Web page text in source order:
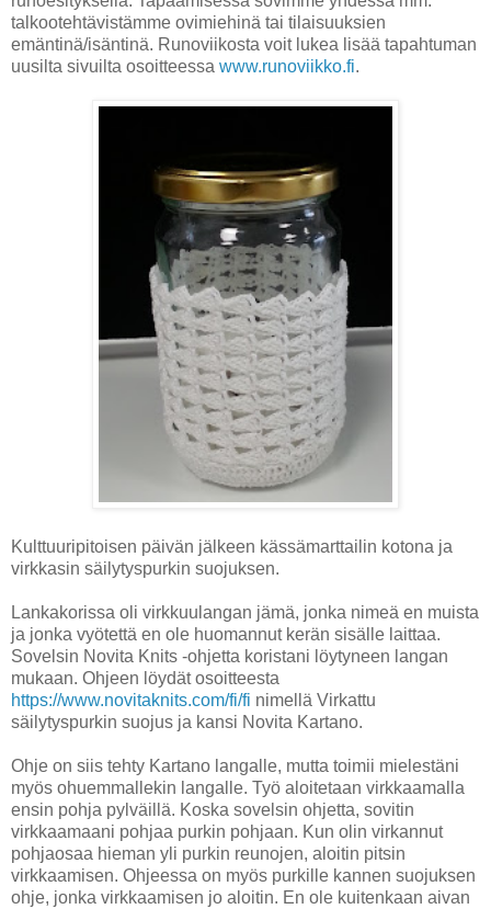
talkootehtävistämme ovimiehinä tai tilaisuuksien
emäntinä/isäntinä. Runoviikosta voit lukea lisää tapahtuman
uusilta sivuilta osoitteessa www.runoviikko.fi.
Kulttuuripitoisen päivän jälkeen kässämarttailin kotona ja
virkkasin säilytyspurkin suojuksen.
Lankakorissa oli virkkuulangan jämä, jonka nimeä en muista
ja jonka vyötettä en ole huomannut kerän sisälle laittaa.
Sovelsin Novita Knits -ohjetta koristani löytyneen langan
mukaan. Ohjeen löydät osoitteesta
https://www.novitaknits.com/fi/fi nimellä Virkattu
säilytyspurkin suojus ja kansi Novita Kartano.
Ohje on siis tehty Kartano langalle, mutta toimii mielestäni
myös ohuemmallekin langalle. Työ aloitetaan virkkaamalla
ensin pohja pylväillä. Koska sovelsin ohjetta, sovitin
virkkaamaani pohjaa purkin pohjaan. Kun olin virkannut
pohjaosaa hieman yli purkin reunojen, aloitin pitsin
virkkaamisen. Ohjeessa on myös purkille kannen suojuksen
ohje, jonka virkkaamisen jo aloitin. En ole kuitenkaan aivan